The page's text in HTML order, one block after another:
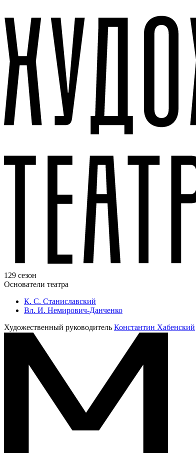
129 сезон
Основатели театра
К. С. Станиславский
Вл. И. Немирович-Данченко
Художественный руководитель Константин Хабенский